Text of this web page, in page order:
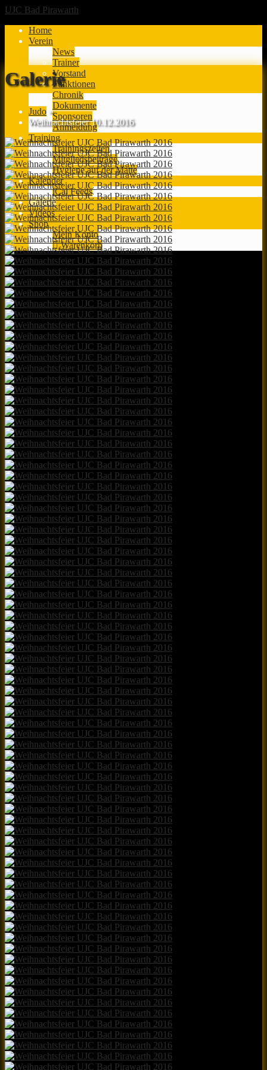
UJC Bad Pirawarth
Home
Verein
News
Trainer
Vorstand
Funktionen
Chronik
Dokumente
Sponsoren
Anmeldung
Training
Trainingszeiten
Mitgliedsbeiträge
Hygiene auf der Matte
Kalender
iCal Feeds
Galerie
Videos
Shop
Mein Konto
Warenkorb
Galerie
Judo »
Weihnachtsfeier 10.12.2016